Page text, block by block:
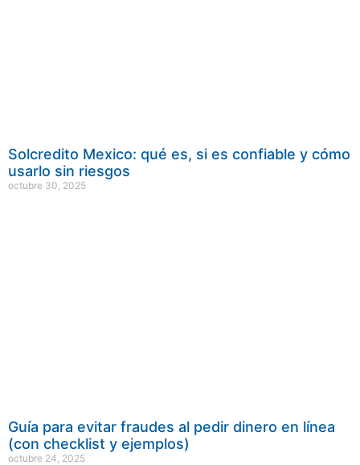
Solcredito Mexico: qué es, si es confiable y cómo
usarlo sin riesgos
octubre 30, 2025
Guía para evitar fraudes al pedir dinero en línea
(con checklist y ejemplos)
octubre 24, 2025